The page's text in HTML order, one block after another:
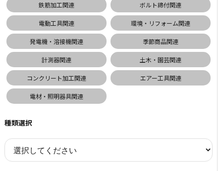
鉄筋加工関連 ボルト締付関連
電動工具関連 環境・リフォーム関連
発電機・溶接機関連 季節商品関連
計測器関連 土木・園芸関連
コンクリート加工関連 エアー工具関連
電材・照明器具関連
種類選択